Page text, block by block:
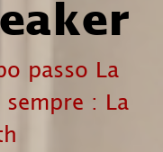
passo La
: La